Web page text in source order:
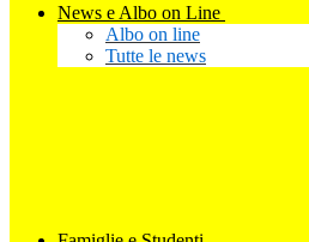
News e Albo on Line
Albo on line
Tutte le news